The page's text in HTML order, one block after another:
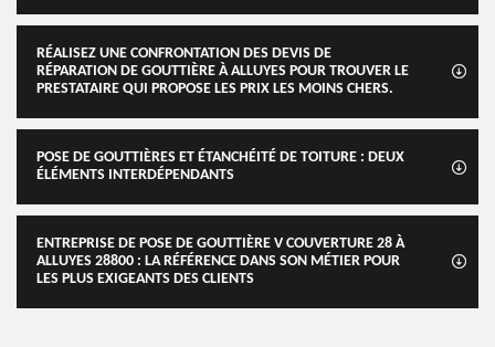
RÉALISEZ UNE CONFRONTATION DES DEVIS DE
RÉPARATION DE GOUTTIÈRE À ALLUYES POUR TROUVER LE
PRESTATAIRE QUI PROPOSE LES PRIX LES MOINS CHERS.
POSE DE GOUTTIÈRES ET ÉTANCHÉITÉ DE TOITURE : DEUX
ÉLÉMENTS INTERDÉPENDANTS
ENTREPRISE DE POSE DE GOUTTIÈRE V COUVERTURE 28 À
ALLUYES 28800 : LA RÉFÉRENCE DANS SON MÉTIER POUR
LES PLUS EXIGEANTS DES CLIENTS